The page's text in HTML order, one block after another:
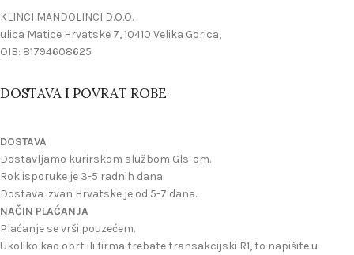
KLINCI MANDOLINCI D.O.O.
ulica Matice Hrvatske 7, 10410 Velika Gorica,
OIB: 81794608625
DOSTAVA I POVRAT ROBE
DOSTAVA
Dostavljamo kurirskom službom Gls-om.
Rok isporuke je 3-5 radnih dana.
Dostava izvan Hrvatske je od 5-7 dana.
NAČIN PLAĆANJA
Plaćanje se vrši pouzećem.
Ukoliko kao obrt ili firma trebate transakcijski R1, to napišite u